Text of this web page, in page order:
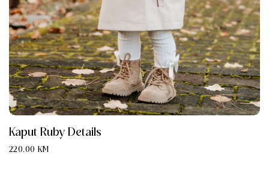
Kaput Ruby Details
220.00 KM